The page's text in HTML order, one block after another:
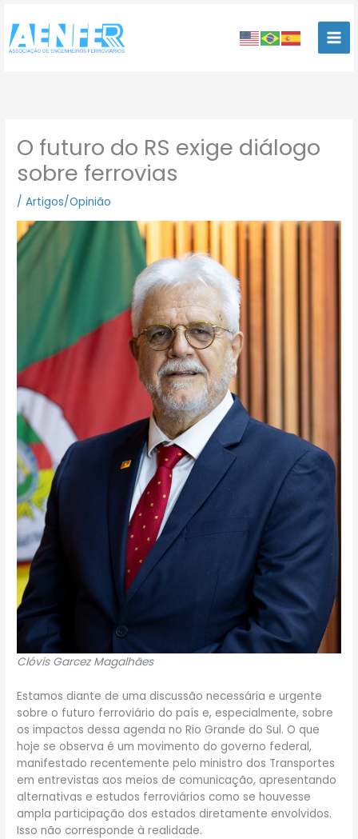
para
conteúdo
O futuro do RS exige diálogo
sobre ferrovias
/Artigos/Opinião
Clóvis Garcez Magalhães
Estamos diante de uma discussão necessária e urgente
sobre o futuro ferroviário do país e, especialmente, sobre
os impactos dessa agenda no Rio Grande do Sul. O que
hoje se observa é um movimento do governo federal,
manifestado recentemente pelo ministro dos Transportes
em entrevistas aos meios de comunicação, apresentando
alternativas e estudos ferroviários como se houvesse
ampla participação dos estados diretamente envolvidos.
Isso não corresponde à realidade.